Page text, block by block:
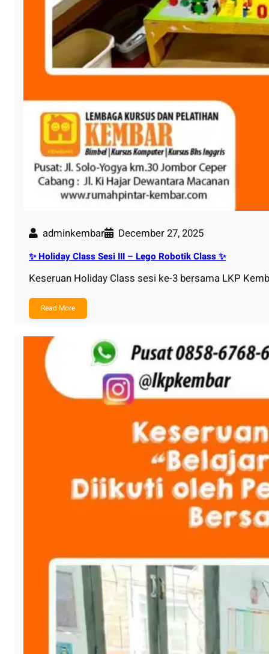
adminkembar December 27, 2025
✨ Holiday Class Sesi III – Lego Robotik Class ✨
Keseruan Holiday Class sesi ke-3 bersama LKP
Read More